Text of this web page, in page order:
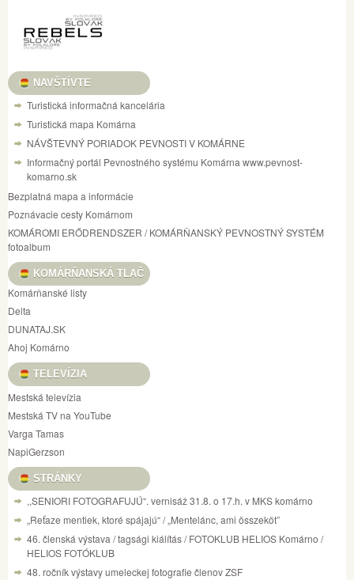
NAVŠTÍVTE
Turistická informačná kancelária
Turistická mapa Komárna
NÁVŠTEVNÝ PORIADOK PEVNOSTI V KOMÁRNE
Informačný portál Pevnostného systému Komárna www.pevnost-
komarno.sk
Bezplatná mapa a informácie
Poznávacie cesty Komárnom
KOMÁROMI ERŐDRENDSZER / KOMÁRŇANSKÝ PEVNOSTNÝ SYSTÉM
fotoalbum
KOMÁRŇANSKÁ TLAČ
Komárňanské listy
Delta
DUNATAJ.SK
Ahoj Komárno
TELEVÍZIA
Mestská televízia
Mestská TV na YouTube
Varga Tamas
NapiGerzson
STRÁNKY
,,SENIORI FOTOGRAFUJÚ“. vernisáž 31.8. o 17.h. v MKS komárno
„Reťaze mentiek, ktoré spájajú“ / „Mentelánc, ami összeköt”
46. členská výstava / tagsági kiálítás / FOTOKLUB HELIOS Komárno /
HELIOS FOTÓKLUB
48. ročník výstavy umeleckej fotografie členov ZSF